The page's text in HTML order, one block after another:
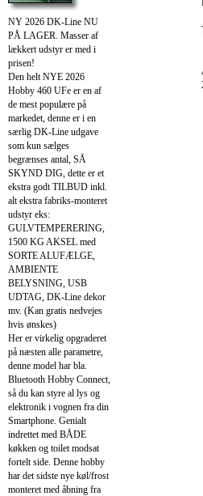
NY 2026 DK-Line NU
PÅ LAGER. Masser af
lækkert udstyr er med i
prisen!
Den helt NYE 2026
Hobby 460 UFe er en af
de mest populære på
markedet, denne er i en
særlig DK-Line udgave
som kun sælges
begrænses antal, SÅ
SKYND DIG, dette er et
ekstra godt TILBUD inkl.
alt ekstra fabriks-monteret
udstyr eks:
GULVTEMPERERING,
1500 KG AKSEL med
SORTE ALUFÆLGE,
AMBIENTE
BELYSNING, USB
UDTAG, DK-Line dekor
mv. (Kan gratis nedvejes
hvis ønskes)
Her er virkelig opgraderet
på næsten alle parametre,
denne model har bla.
Bluetooth Hobby Connect,
så du kan styre al lys og
elektronik i vognen fra din
Smartphone. Genialt
indrettet med BÅDE
køkken og toilet modsat
fortelt side. Denne hobby
har det sidste nye køl/frost
monteret med åbning fra